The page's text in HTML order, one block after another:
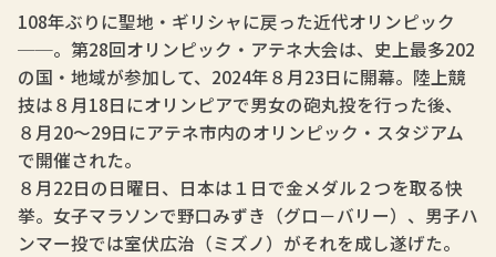
108年ぶりに聖地・ギリシャに戻った近代オリンピック
──。第28回オリンピック・アテネ大会は、史上最多202
の国・地域が参加して、2024年８月23日に開幕。陸上競
技は８月18日にオリンピアで男女の砲丸投を行った後、
８月20～29日にアテネ市内のオリンピック・スタジアム
で開催された。
８月22日の日曜日、日本は１日で金メダル２つを取る快
挙。女子マラソンで野口みずき（グロ－バリー）、男子ハ
ンマー投では室伏広治（ミズノ）がそれを成し遂げた。